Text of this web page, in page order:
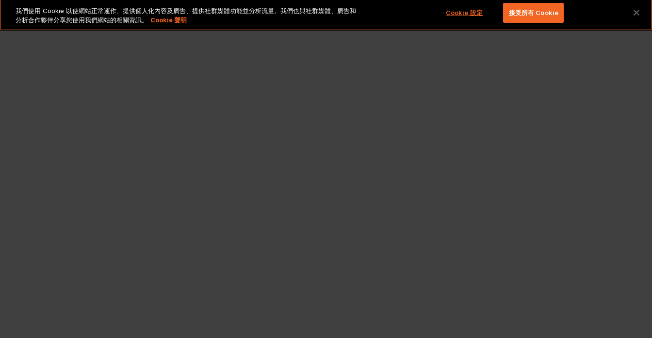
法律聲明與政策 Copyright 2026 Lionbridge Technologies, LLC. 著作權所有，並保留一切權利。
我們使用 Cookie 以使網站正常運作、提供個人化內容及廣告、提供社群媒體功能並分析流量。我們也與社群媒體、廣告和
分析合作夥伴分享您使用我們網站的相關資訊。
Cookie 聲明
Cookie 設定 接受所有 Cookie